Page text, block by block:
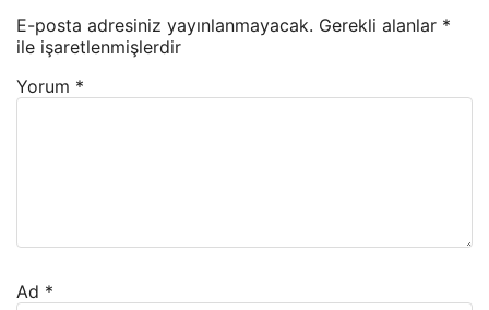
E-posta adresiniz yayınlanmayacak. Gerekli alanlar *
ile işaretlenmişlerdir
Yorum *
Ad *